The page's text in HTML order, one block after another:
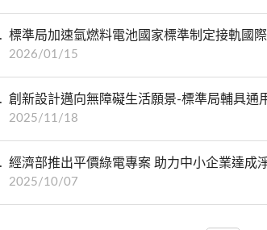
標準局加速氫燃料電池國家標準制定接軌國
2026/01/15
創新設計邁向無障礙生活願景-標準局輔具通
2025/11/18
經濟部推出平價綠電專案 助力中小企業達成
2025/10/07